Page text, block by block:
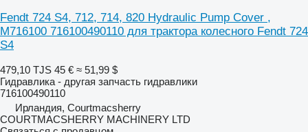
Fendt 724 S4, 712, 714, 820 Hydraulic Pump Cover ,
M716100 716100490110 для трактора колесного Fendt 724
S4
479,10 TJS 45 € ≈ 51,99 $
Гидравлика - другая запчасть гидравлики
716100490110
Ирландия, Courtmacsherry
COURTMACSHERRY MACHINERY LTD